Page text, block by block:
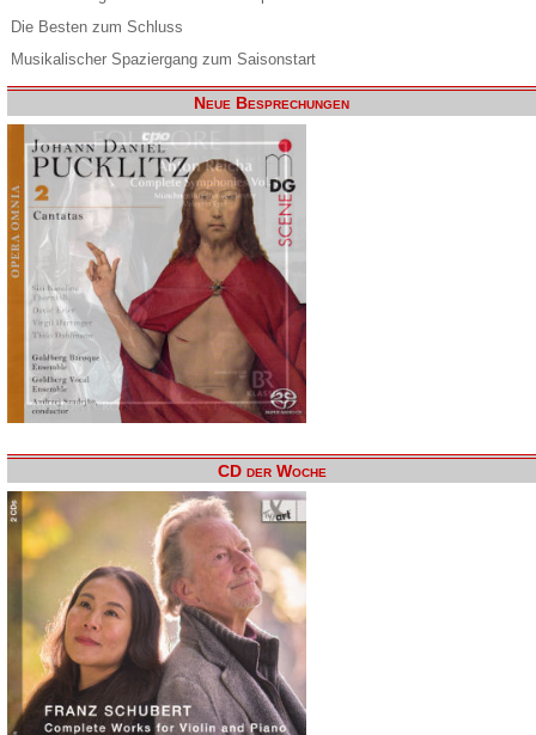
Die Besten zum Schluss
Musikalischer Spaziergang zum Saisonstart
Neue Besprechungen
CD der Woche